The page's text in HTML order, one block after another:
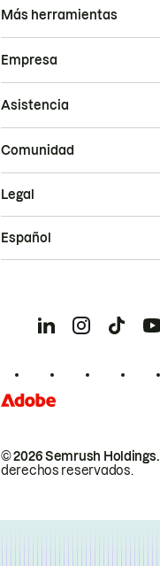
Más herramientas
Empresa
Asistencia
Comunidad
© 2026 Semrush Holdings.
derechos reservados.
Legal
Español